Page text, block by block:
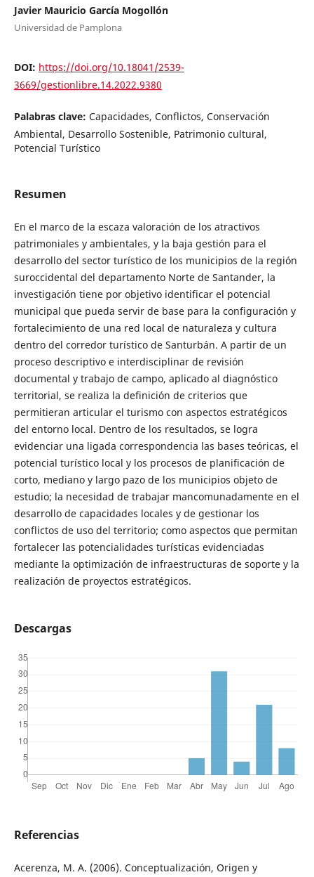
Javier Mauricio García Mogollón
Universidad de Pamplona
DOI: https://doi.org/10.18041/2539-
3669/gestionlibre.14.2022.9380
Palabras clave: Capacidades, Conflictos, Conservación
Ambiental, Desarrollo Sostenible, Patrimonio cultural,
Potencial Turístico
Resumen
En el marco de la escaza valoración de los atractivos
patrimoniales y ambientales, y la baja gestión para el
desarrollo del sector turístico de los municipios de la región
suroccidental del departamento Norte de Santander, la
investigación tiene por objetivo identificar el potencial
municipal que pueda servir de base para la configuración y
fortalecimiento de una red local de naturaleza y cultura
dentro del corredor turístico de Santurbán. A partir de un
proceso descriptivo e interdisciplinar de revisión
documental y trabajo de campo, aplicado al diagnóstico
territorial, se realiza la definición de criterios que
permitieran articular el turismo con aspectos estratégicos
del entorno local. Dentro de los resultados, se logra
evidenciar una ligada correspondencia las bases teóricas, el
potencial turístico local y los procesos de planificación de
corto, mediano y largo pazo de los municipios objeto de
estudio; la necesidad de trabajar mancomunadamente en el
desarrollo de capacidades locales y de gestionar los
conflictos de uso del territorio; como aspectos que permitan
fortalecer las potencialidades turísticas evidenciadas
mediante la optimización de infraestructuras de soporte y la
realización de proyectos estratégicos.
Descargas
Referencias
Acerenza, M. A. (2006). Conceptualización, Origen y